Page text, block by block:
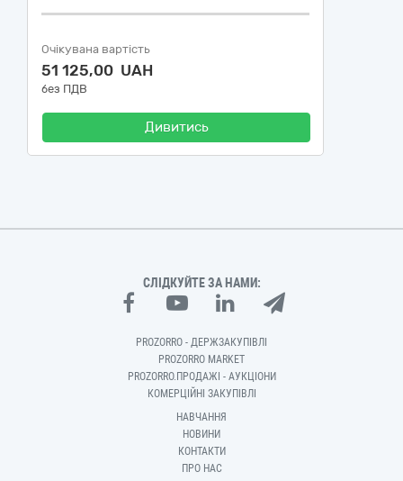
Очікувана вартість
51 125,00 UAH
без ПДВ
Дивитись
СЛІДКУЙТЕ ЗА НАМИ:
PROZORRO - ДЕРЖЗАКУПІВЛІ
PROZORRO MARKET
PROZORRO.ПРОДАЖІ - АУКЦІОНИ
КОМЕРЦІЙНІ ЗАКУПІВЛІ
НАВЧАННЯ
НОВИНИ
КОНТАКТИ
ПРО НАС